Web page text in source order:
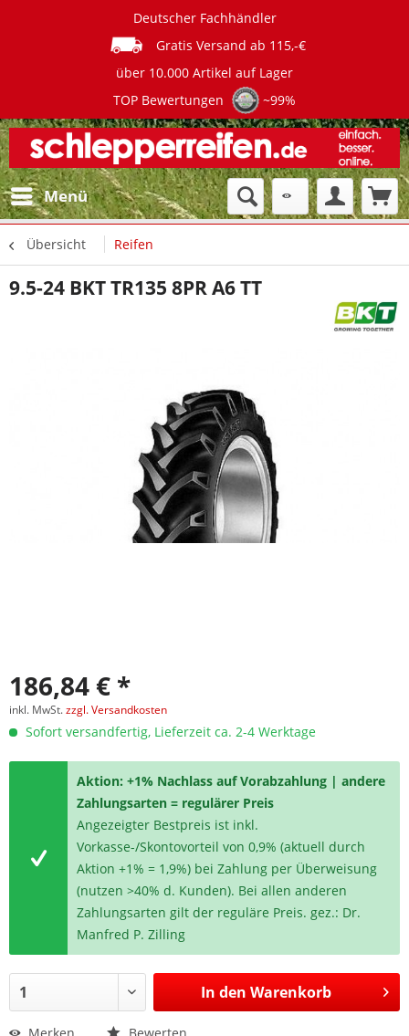
Deutscher Fachhändler
Gratis Versand ab 115,-€
über 10.000 Artikel auf Lager
TOP Bewertungen
~99%
Menü
Übersicht Reifen
9.5-24 BKT TR135 8PR A6 TT
186,84 € *
inkl. MwSt.zzgl. Versandkosten
Sofort versandfertig, Lieferzeit ca. 2-4 Werktage
Aktion: +1% Nachlass auf Vorabzahlung | andere
Zahlungsarten = regulärer Preis
Angezeigter Bestpreis ist inkl.
Vorkasse-/Skontovorteil von 0,9% (aktuell durch
Aktion +1% = 1,9%) bei Zahlung per Überweisung
(nutzen >40% d. Kunden). Bei allen anderen
Zahlungsarten gilt der reguläre Preis. gez.: Dr.
Manfred P. Zilling
In den Warenkorb